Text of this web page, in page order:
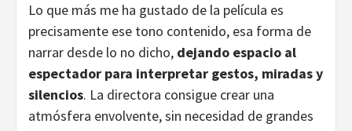
Lo que más me ha gustado de la película es
precisamente ese tono contenido, esa forma de
narrar desde lo no dicho, dejando espacio al
espectador para interpretar gestos, miradas y
silencios. La directora consigue crear una
atmósfera envolvente, sin necesidad de grandes